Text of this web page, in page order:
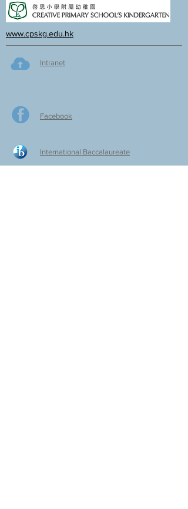
www.cpskg.edu.hk
Intranet
Facebook
International Baccalaureate